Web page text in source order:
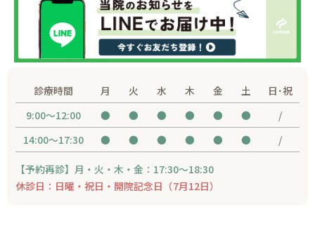
診療時間 月 火 水 木 金 土
日･祝
9:00～12:00
● ● ● ● ● ●
/
14:00～17:30
● ● ● ● ● ● /
【予約再診】月・火・木・金：17:30～18:30
休診日：日曜・祝日・開院記念日（7月12日）